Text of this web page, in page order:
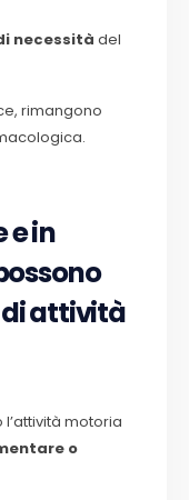
necessità del
rimangono
e in
attività
motoria
o